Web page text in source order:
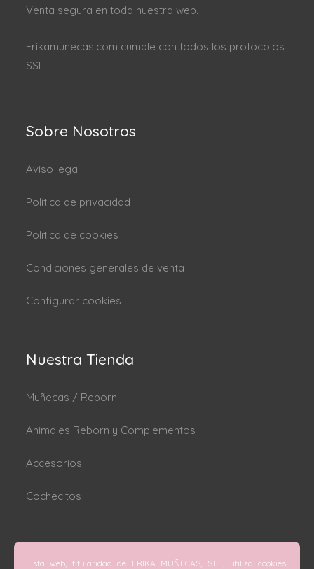
Venta segura en toda nuestra web.
Erikamunecas.com cumple con todos los protocolos
SSL
Sobre Nosotros
Aviso legal
Política de privacidad
Politica de cookies
Condiciones generales de venta
Configurar cookies
Nuestra Tienda
Muñecas / Reborn
Animales Reborn y Complementos
Accesorios
Cochecitos
Esta web, titularidad de ERIKA MUÑECAS, S.L , utiliza cookies